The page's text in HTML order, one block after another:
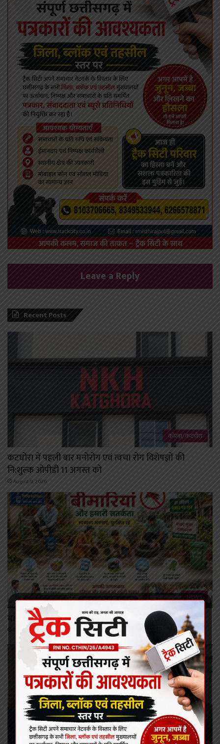
Leave a Reply
Recent Posts
कोरबा/कटघोरा
कटघोरा में पहली बार मनोरोग एवं त्वचा रोग विशेषज्ञों की
नि:शुल्क ओपीडी 11 अगस्त को
August 9, 2026
NEWS
मानसून के साथ दस्तक देती बीमारियां और हमारी सतर्कता
August 9, 2026